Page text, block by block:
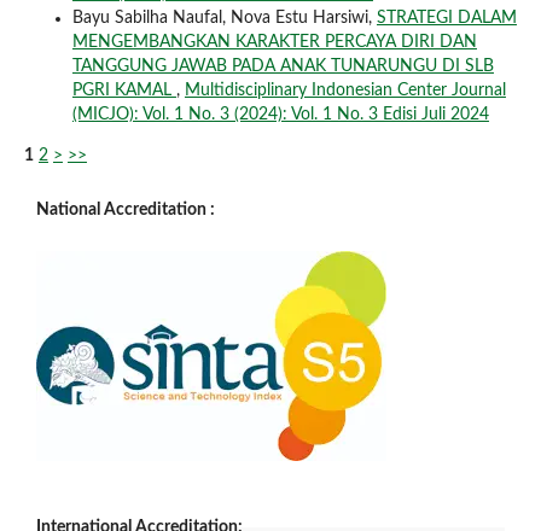
Bayu Sabilha Naufal, Nova Estu Harsiwi, STRATEGI DALAM
MENGEMBANGKAN KARAKTER PERCAYA DIRI DAN
TANGGUNG JAWAB PADA ANAK TUNARUNGU DI SLB
PGRI KAMAL , Multidisciplinary Indonesian Center Journal
(MICJO): Vol. 1 No. 3 (2024): Vol. 1 No. 3 Edisi Juli 2024
1 2 > >>
National Accreditation :
International Accreditation: